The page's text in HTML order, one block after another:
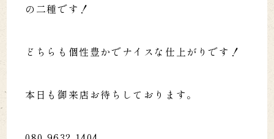
の二種です！
どちらも個性豊かでナイスな仕上がりです！
本日も御来店お待ちしております。